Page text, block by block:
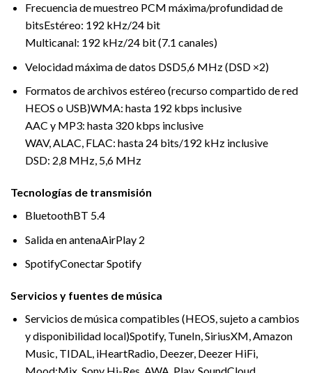
Frecuencia de muestreo PCM máxima/profundidad de
bitsEstéreo: 192 kHz/24 bit
Multicanal: 192 kHz/24 bit (7.1 canales)
Velocidad máxima de datos DSD5,6 MHz (DSD ×2)
Formatos de archivos estéreo (recurso compartido de red
HEOS o USB)WMA: hasta 192 kbps inclusive
AAC y MP3: hasta 320 kbps inclusive
WAV, ALAC, FLAC: hasta 24 bits/192 kHz inclusive
DSD: 2,8 MHz, 5,6 MHz
Tecnologías de transmisión
BluetoothBT 5.4
Salida en antenaAirPlay 2
SpotifyConectar Spotify
Servicios y fuentes de música
Servicios de música compatibles (HEOS, sujeto a cambios
y disponibilidad local)Spotify, TuneIn, SiriusXM, Amazon
Music, TIDAL, iHeartRadio, Deezer, Deezer HiFi,